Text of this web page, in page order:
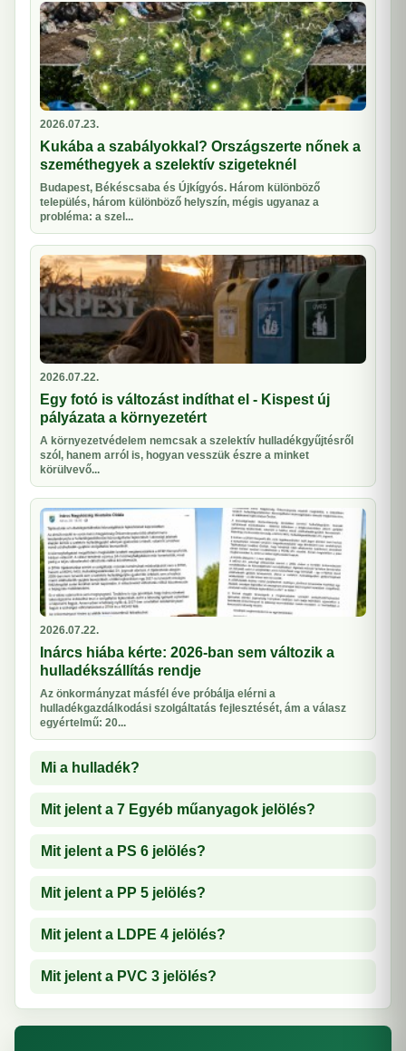
2026.07.23.
Kukába a szabályokkal? Országszerte nőnek a
szeméthegyek a szelektív szigeteknél
Budapest, Békéscsaba és Újkígyós. Három különböző
település, három különböző helyszín, mégis ugyanaz a
probléma: a szel...
2026.07.22.
Egy fotó is változást indíthat el - Kispest új
pályázata a környezetért
A környezetvédelem nemcsak a szelektív hulladékgyűjtésről
szól, hanem arról is, hogyan vesszük észre a minket
körülvevő...
2026.07.22.
Inárcs hiába kérte: 2026-ban sem változik a
hulladékszállítás rendje
Az önkormányzat másfél éve próbálja elérni a
hulladékgazdálkodási szolgáltatás fejlesztését, ám a válasz
egyértelmű: 20...
Mi a hulladék?
Mit jelent a 7 Egyéb műanyagok jelölés?
Mit jelent a PS 6 jelölés?
Mit jelent a PP 5 jelölés?
Mit jelent a LDPE 4 jelölés?
Mit jelent a PVC 3 jelölés?